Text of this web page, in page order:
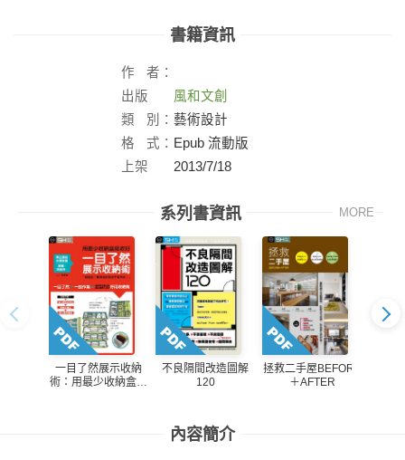
書籍資訊
作
者：
出版
社：
風和文創
類
別： 藝術設計
格
式： Epub 流動版
上架
2013/7/18
系列書資訊 MORE
一目了然展示收納
術：用最少收納盒就
不良隔間改造圖解
120
拯救二手屋BEFORE
＋AFTER
內容簡介